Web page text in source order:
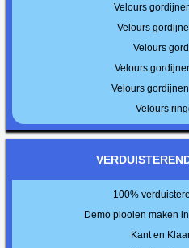
Velours
Velours
Velours
Velours
Velours
Velours
100%
Demo plooien maken
Kant en